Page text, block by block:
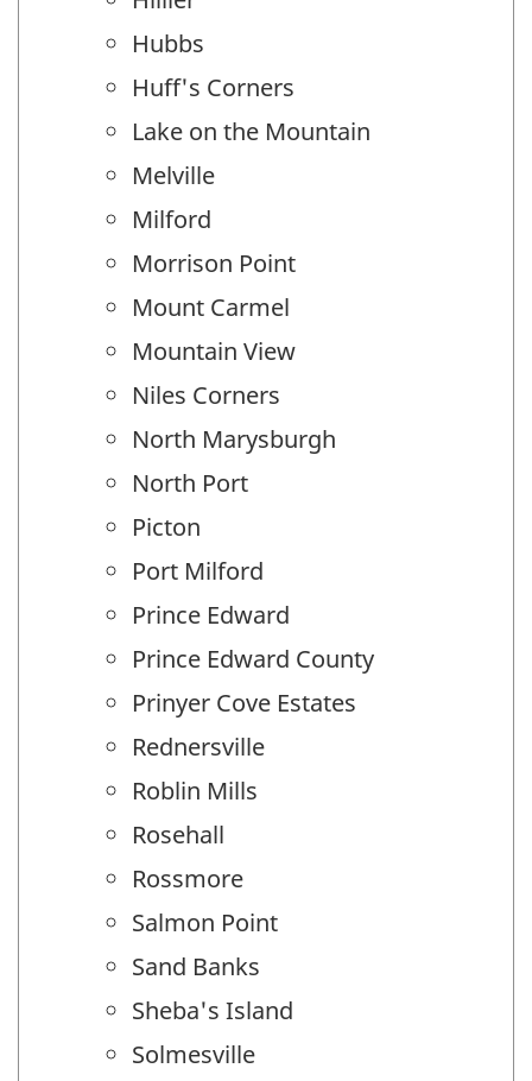
Hubbs
Huff's Corners
Lake on the Mountain
Melville
Milford
Morrison Point
Mount Carmel
Mountain View
Niles Corners
North Marysburgh
North Port
Picton
Port Milford
Prince Edward
Prince Edward County
Prinyer Cove Estates
Rednersville
Roblin Mills
Rosehall
Rossmore
Salmon Point
Sand Banks
Sheba's Island
Solmesville